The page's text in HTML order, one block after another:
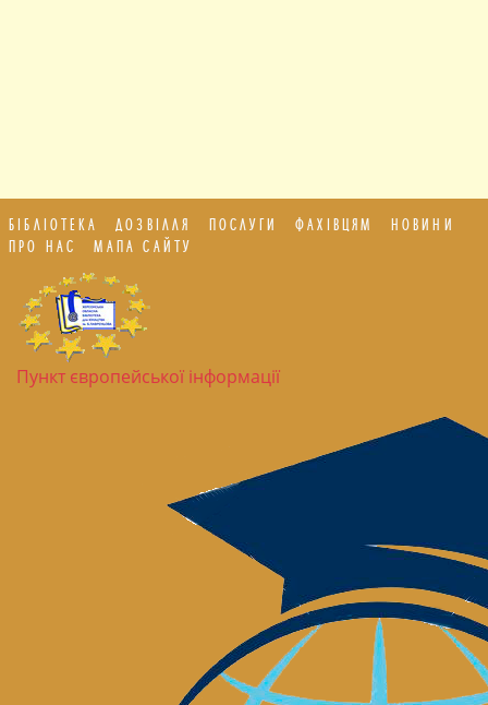
БІБЛІОТЕКА ДОЗВІЛЛЯ ПОСЛУГИ ФАХІВЦЯМ
НОВИНИ
ПРО НАС
МАПА САЙТУ
Пункт європейської інформації